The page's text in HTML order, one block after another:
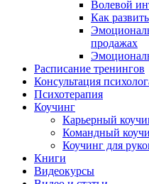
Волевой
Как
продажах
Расписание тренингов
Консультация
Психотерапия
Коучинг
Карьерный
Командный
Коучинг для
Книги
Видеокурсы